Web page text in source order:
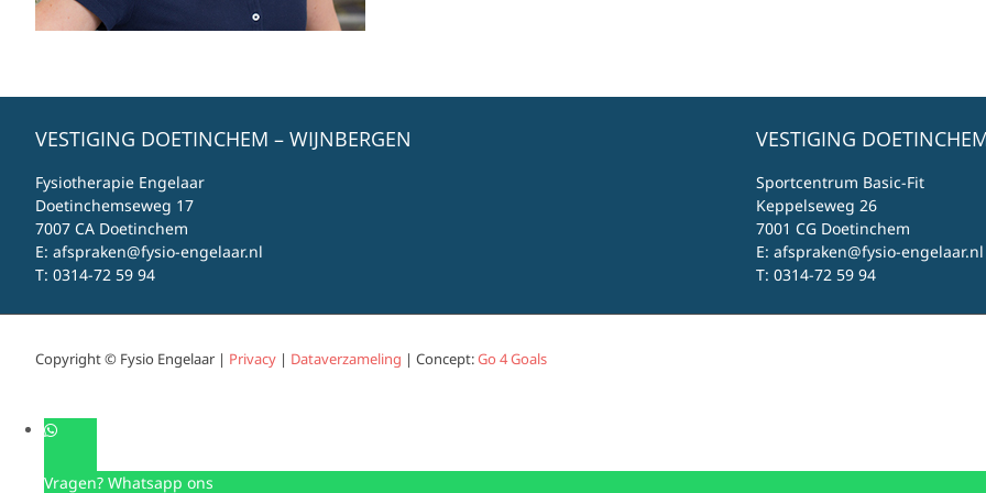
VESTIGING DOETINCHEM – WIJNBERGEN
Fysiotherapie Engelaar
Doetinchemseweg 17
7007 CA Doetinchem
E: afspraken@fysio-engelaar.nl
T: 0314-72 59 94
VESTIGING
Sportcentrum Basic-Fit
Keppelseweg 26
7001 CG Doetinchem
E: afspraken@fysio-engelaar.nl
T: 0314-72 59 94
Copyright © Fysio Engelaar | Privacy | Dataverzameling | Concept:Go 4 Goals
Vragen? Whatsapp ons